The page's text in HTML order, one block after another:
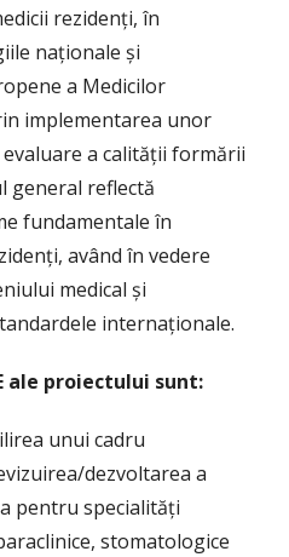
rezidenți, în
naționale și
a Medicilor
implementarea unor
a calității formării
general reflectă
fundamentale în
având în vedere
medical și
internaționale.
ale proiectului sunt:
unui cadru
dezvoltarea a
pentru specialități
stomatologice